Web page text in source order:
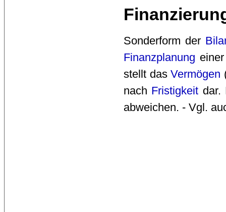
Sonderform der
Finanzplanung
stellt dasVermögen
nach Fristigkeit dar.
abweichen. - Vgl.